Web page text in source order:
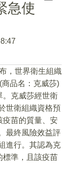
急使
，世界衛生組織
品名：克威莎)
。克威莎經世衛
世衛組織資格預
疫苗的質量、安
最終風險效益評
進行。其認為克
標準，且該疫苗